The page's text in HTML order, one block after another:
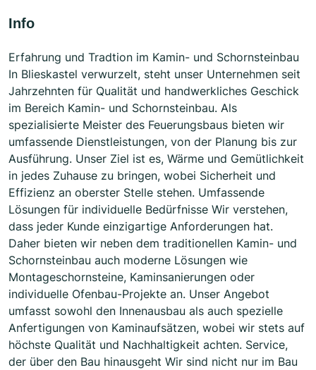
Info
Erfahrung und Tradtion im Kamin- und Schornsteinbau
In Blieskastel verwurzelt, steht unser Unternehmen seit
Jahrzehnten für Qualität und handwerkliches Geschick
im Bereich Kamin- und Schornsteinbau. Als
spezialisierte Meister des Feuerungsbaus bieten wir
umfassende Dienstleistungen, von der Planung bis zur
Ausführung. Unser Ziel ist es, Wärme und Gemütlichkeit
in jedes Zuhause zu bringen, wobei Sicherheit und
Effizienz an oberster Stelle stehen. Umfassende
Lösungen für individuelle Bedürfnisse Wir verstehen,
dass jeder Kunde einzigartige Anforderungen hat.
Daher bieten wir neben dem traditionellen Kamin- und
Schornsteinbau auch moderne Lösungen wie
Montageschornsteine, Kaminsanierungen oder
individuelle Ofenbau-Projekte an. Unser Angebot
umfasst sowohl den Innenausbau als auch spezielle
Anfertigungen von Kaminaufsätzen, wobei wir stets auf
höchste Qualität und Nachhaltigkeit achten. Service,
der über den Bau hinausgeht Wir sind nicht nur im Bau